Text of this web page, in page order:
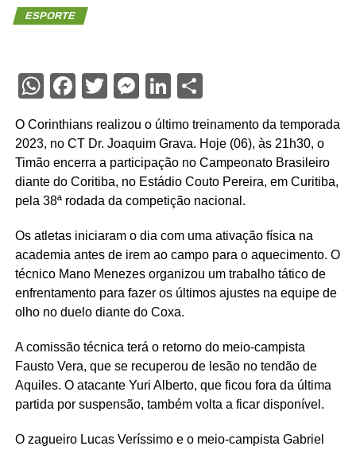
ESPORTE
WhatsApp
Facebook
Twitter
Messenger
LinkedIn
Share
O Corinthians realizou o último treinamento da temporada
2023, no CT Dr. Joaquim Grava. Hoje (06), às 21h30, o
Timão encerra a participação no Campeonato Brasileiro
diante do Coritiba, no Estádio Couto Pereira, em Curitiba,
pela 38ª rodada da competição nacional.
Os atletas iniciaram o dia com uma ativação física na
academia antes de irem ao campo para o aquecimento. O
técnico Mano Menezes organizou um trabalho tático de
enfrentamento para fazer os últimos ajustes na equipe de
olho no duelo diante do Coxa.
A comissão técnica terá o retorno do meio-campista
Fausto Vera, que se recuperou de lesão no tendão de
Aquiles. O atacante Yuri Alberto, que ficou fora da última
partida por suspensão, também volta a ficar disponível.
O zagueiro Lucas Veríssimo e o meio-campista Gabriel